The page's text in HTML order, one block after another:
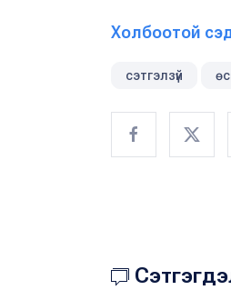
Холбоотой
сэтгэлзүй